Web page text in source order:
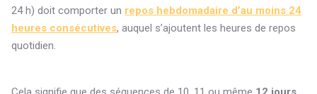
24 h) doit comporter un repos hebdomadaire d’au moins 24
heures consécutives, auquel s’ajoutent les heures de repos
quotidien.